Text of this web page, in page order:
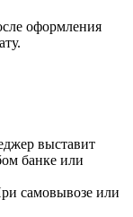
оформления
выставит
банке или
самовывозе или